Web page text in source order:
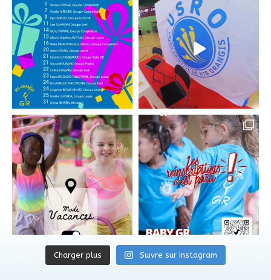
Charger plus Suivre sur Instagram